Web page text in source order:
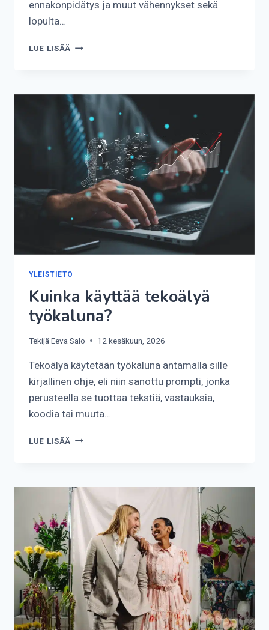
ennakonpidätys ja muut vähennykset sekä
lopulta…
LUE LISÄÄ KUINKA
YLEISTIETO
Kuinka käyttää tekoälyä
työkaluna?
Tekijä Eeva Salo 12 kesäkuun, 2026
Tekoälyä käytetään työkaluna antamalla sille
kirjallinen ohje, eli niin sanottu prompti, jonka
perusteella se tuottaa tekstiä, vastauksia,
koodia tai muuta…
LUE LISÄÄ KUINKA